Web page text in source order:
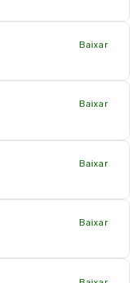
Baixar
Baixar
Baixar
Baixar